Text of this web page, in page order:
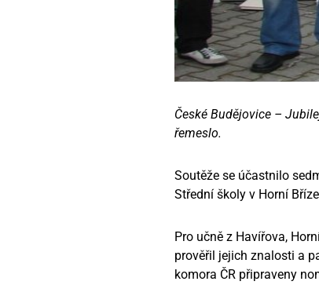
České Budějovice –
řemeslo.
Soutěže se účastnilo
Střední školy v Horní
Pro učně z Havířova,
prověřil jejich znalosti a
komora ČR připraveny